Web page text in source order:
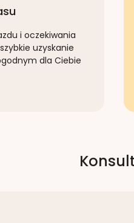
i oczekiwania
uzyskanie
dla Ciebie